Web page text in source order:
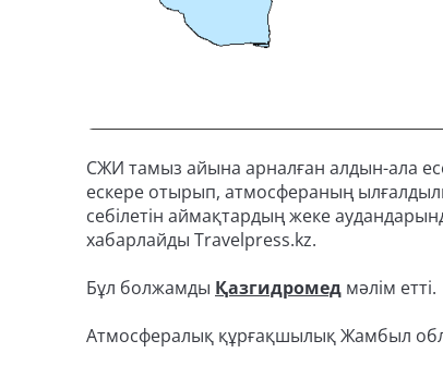
СЖИ тамыз айына арналған алдын-ала
ескере отырып, атмосфераның
себілетін аймақтардың жеке
хабарлайды Travelpress.kz.
Бұл болжамды Қазгидромед мәлім етті.
Атмосфералық құрғақшылық Жамбыл